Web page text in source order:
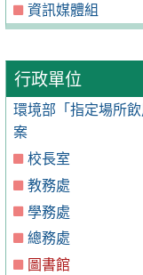
資訊媒體組
行政單位
環境部「指定場所
案
校長室
教務處
學務處
總務處
圖書館